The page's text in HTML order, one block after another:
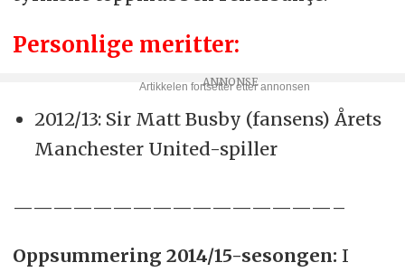
Personlige meritter:
2012/13: Sir Matt Busby (fansens) Årets
Manchester United-spiller
————————————————–
Oppsummering 2014/15-sesongen: I